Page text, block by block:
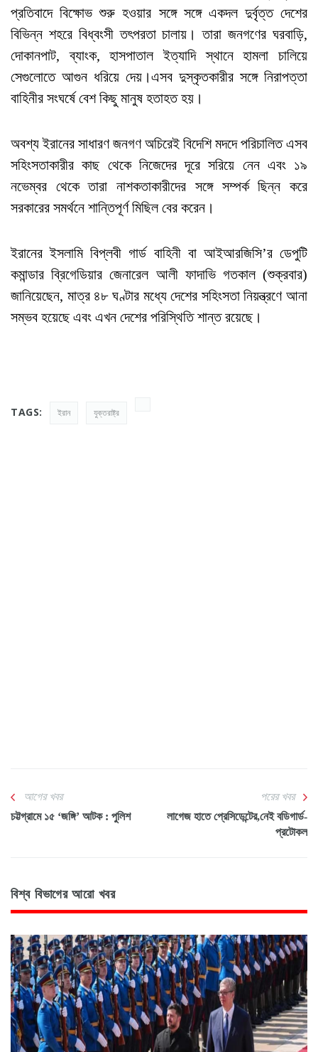
প্রতিবাদে বিক্ষোভ শুরু হওয়ার সঙ্গে সঙ্গে একদল দুর্বৃত্ত দেশের
বিভিন্ন শহরে বিধ্বংসী তৎপরতা চালায়। তারা জনগণের ঘরবাড়ি,
দোকানপাট, ব্যাংক, হাসপাতাল ইত্যাদি স্থানে হামলা চালিয়ে
সেগুলোতে আগুন ধরিয়ে দেয়।এসব দুস্কৃতকারীর সঙ্গে নিরাপত্তা
বাহিনীর সংঘর্ষে বেশ কিছু মানুষ হতাহত হয়।
অবশ্য ইরানের সাধারণ জনগণ অচিরেই বিদেশি মদদে পরিচালিত এসব
সহিংসতাকারীর কাছ থেকে নিজেদের দূরে সরিয়ে নেন এবং ১৯
নভেম্বর থেকে তারা নাশকতাকারীদের সঙ্গে সম্পর্ক ছিন্ন করে
সরকারের সমর্থনে শান্তিপূর্ণ মিছিল বের করেন।
ইরানের ইসলামি বিপ্লবী গার্ড বাহিনী বা আইআরজিসি’র ডেপুটি
কমান্ডার ব্রিগেডিয়ার জেনারেল আলী ফাদাভি গতকাল (শুক্রবার)
জানিয়েছেন, মাত্র ৪৮ ঘণ্টার মধ্যে দেশের সহিংসতা নিয়ন্ত্রণে আনা
সম্ভব হয়েছে এবং এখন দেশের পরিস্থিতি শান্ত রয়েছে।
TAGS: ইরান যুক্তরাষ্ট্র
আগের খবর
চট্টগ্রামে ১৫ ‘জঙ্গি’ আটক : পুলিশ
পরের খবর
লাগেজ হাতে প্রেসিডেন্টের,নেই বডিগার্ড-
প্রটোকল
বিশ্ব বিভাগের আরো খবর